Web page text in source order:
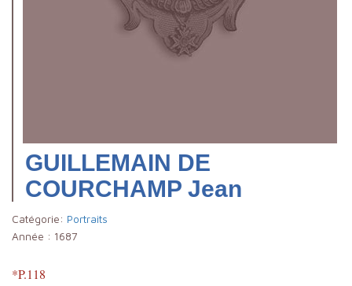
GUILLEMAIN DE
COURCHAMP Jean
Catégorie: Portraits
Année : 1687
*P.118